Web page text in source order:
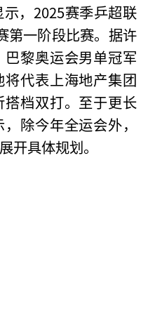
，2025赛季乒超联
第一阶段比赛。据许
黎奥运会男单冠军
代表上海地产集团
档双打。至于更长
除今年全运会外，
开具体规划。